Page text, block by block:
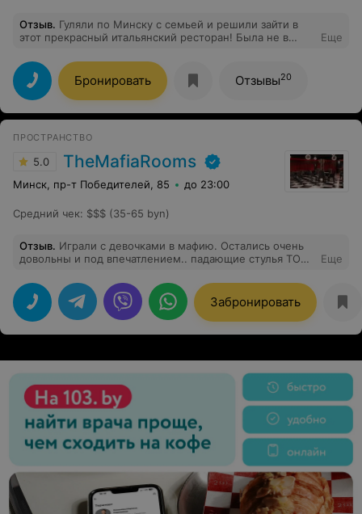
Отзыв. Гуляли по Минску с семьей и решили зайти в
этот прекрасный итальянский ресторан! Была не в
100% соответствуют интерьеру заведений в Италии.
Очень уютно, официанты вежливые, рассказали о
истории заведения и помогли с выбором. Цены не
высокие, порции большие! Хозяин заведения был
внутри и поинтересовался как мы, все ли понравилось.
прекрасный капучино вернемся обязательно еще!
Всем рекомендуем!
Еще
Бронировать Отзывы20
ПРОСТРАНСТВО
5.0 TheMafiaRooms
Минск, пр-т Победителей, 85 до 23:00
Средний чек: $$$ (35-65 byn)
Отзыв. Играли с девочками в мафию. Остались очень
довольны и под впечатлением.. падающие стулья ТОП)
Еще
Забронировать